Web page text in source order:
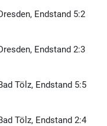
Endstand 5:2
Endstand 2:3
Tölz, Endstand 5:5
Tölz, Endstand 2:4